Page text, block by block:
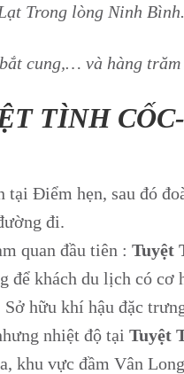
Trong lòng Ninh Bình.
cung,… và hàng
TÌNH
tại Điểm hẹn, sau đó
đi.
quan đầu tiên : Tuyệt
để khách du lịch có
hữu khí hậu đặc
nhiệt độ tại Tuyệt
khu vực đầm Vân